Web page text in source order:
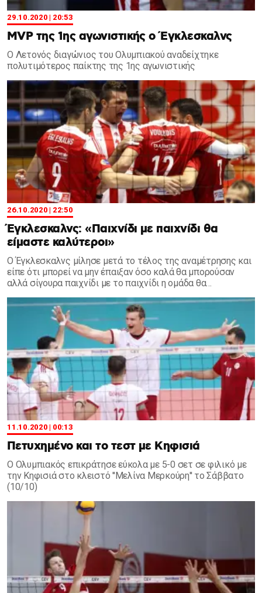
29.10.2020 | 20:53
ΜVP της 1ης αγωνιστικής ο Έγκλεσκαλνς
Ο Λετονός διαγώνιος του Ολυμπιακού αναδείχτηκε
πολυτιμότερος παίκτης της 1ης αγωνιστικής
26.10.2020 | 22:50
Έγκλεσκαλνς: «Παιχνίδι με παιχνίδι θα
είμαστε καλύτεροι»
Ο Έγκλεσκαλνς μίλησε μετά το τέλος της αναμέτρησης και
είπε ότι μπορεί να μην έπαιξαν όσο καλά θα μπορούσαν
αλλά σίγουρα παιχνίδι με το παιχνίδι η ομάδα θα
11.10.2020 | 00:13
Πετυχημένο και το τεστ με Κηφισιά
Ο Ολυμπιακός επικράτησε εύκολα με 5-0 σετ σε φιλικό με
την Κηφισιά στο κλειστό ''Μελίνα Μερκούρη'' το Σάββατο
(10/10)